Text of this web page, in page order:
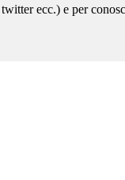
ecc.) e per